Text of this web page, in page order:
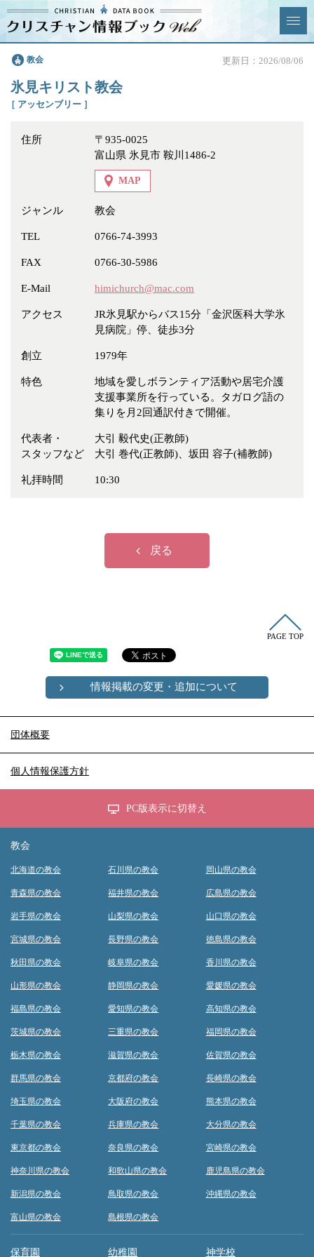
クリスチャン
情報ブックとは
News & Topics
よくあるご質問
教会
特別集会奉仕者 医療・福祉
冠婚葬祭 各種団体
教会 更新日：2026/08/06
氷見キリスト教会
［ アッセンブリー ］
住所
〒935-0025
富山県 氷見市 鞍川1486-2
MAP
ジャンル 教会
TEL 0766-74-3993
FAX 0766-30-5986
E-Mail himichurch@mac.com
アクセス
JR氷見駅からバス15分「金沢医科大学氷
見病院」停、徒歩3分
創立 1979年
特色
地域を愛しボランティア活動や居宅介護
支援事業所を行っている。タガログ語の
集りを月2回通訳付きで開催。
代表者・
スタッフなど
大引 毅代史(正教師)
大引 巻代(正教師)、坂田 容子(補教師)
礼拝時間 10:30
戻る
PAGE TOP
情報掲載の変更・追加について
団体概要
個人情報保護方針
PC版表示に切替え
教会
北海道の教会
青森県の教会
岩手県の教会
宮城県の教会
秋田県の教会
山形県の教会
福島県の教会
茨城県の教会
栃木県の教会
群馬県の教会
埼玉県の教会
千葉県の教会
東京都の教会
神奈川県の教会
新潟県の教会
富山県の教会
石川県の教会
福井県の教会
山梨県の教会
長野県の教会
岐阜県の教会
静岡県の教会
愛知県の教会
三重県の教会
滋賀県の教会
京都府の教会
大阪府の教会
兵庫県の教会
奈良県の教会
和歌山県の教会
鳥取県の教会
島根県の教会
岡山県の教会
広島県の教会
山口県の教会
徳島県の教会
香川県の教会
愛媛県の教会
高知県の教会
福岡県の教会
佐賀県の教会
長崎県の教会
熊本県の教会
大分県の教会
宮崎県の教会
鹿児島県の教会
沖縄県の教会
保育園 幼稚園 神学校